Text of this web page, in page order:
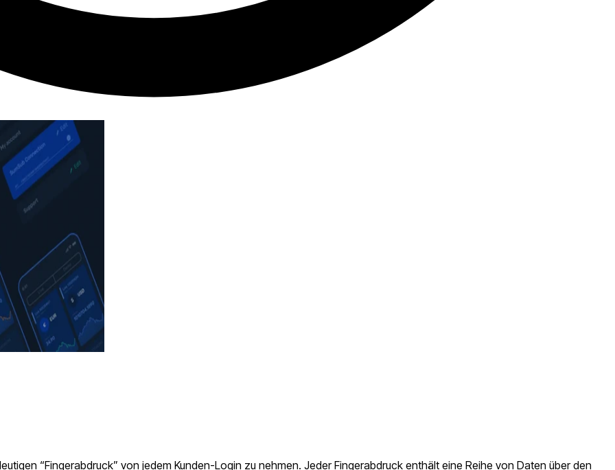
“Fingerabdruck” von jedem Kunden-Login zu nehmen. Jeder Fingerabdruck enthält eine Reihe von Daten über den